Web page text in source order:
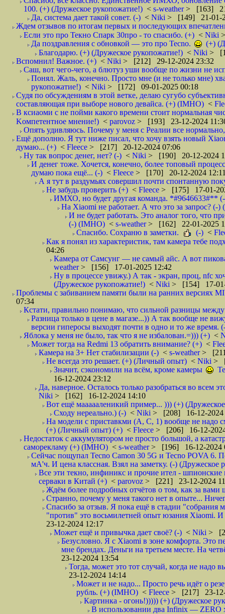
100. (+) (Дружеское рукопожатие!) < s-weather> [163]
Да, система дает такой совет. (-) < Niki > [149] 21-01-
Ждем отзывов по итогам первых и последующих
Если это про Текно Спарк 30про - то спасибо. (+) < Niki
Да поздравления с обновкой — это про Tecno.
(+)
Благодарю. (+) (Дружеское рукопожатие!) < Niki >
Вспомнил! Важное. (+) < Niki > [212] 29-12-2024 23:32
Саш, вот чего-чего, а блютуз уши вообще по жизни не
Понял. Жаль, конечно. Просто мне (и не только мне)
рукопожатие!) < Niki > [172] 09-01-2025 00:18
Судя по обсуждениям в этой ветке, делаю сугубо
составляющая при выборе нового девайса. (+) (IMHO) <
В ксиаоми с не пойми какого времени стоит нормальная
Kомпетентное мнение!) < parovoz > [193] 23-12-2024
Опять удивляюсь. Почему у меня с Реалии все
Ещё дополню. Я тут ниже писал, что хочу взять новый
думаю... (+) < Fleece > [217] 20-12-2024 07:06
Ну так вопрос денег, нет? (-) < Niki > [190] 20-12-2024
И денег тоже. Хочется, конечно, более топовый
думаю пока ещё... (-) < Fleece > [170] 20-12-2024
А я тут в раздумьях совершил почти спонтанную
Не забудь проверить (+) < Fleece > [175] 17-01-
ИМХО, но будет другая команда. *#9646633#**
На Xiaomi не работает. А что это за запрос? (-)
И не будет работать. Это аналог того, что
(-) (IMHO) < s-weather> [162] 22-01-2025
Спасибо. Сохраню в заметки.
(-) <
Как я понял из характеристик, там камера тебе
04:26
Камера от Самсунг — не самый айс. А вот
weather> [156] 17-01-2025 12:42
Ну в процессе увижу.) А так - экран, проц, nfc
(Дружеское рукопожатие!) < Niki > [154] 17-01-
Проблемы с забиванием памяти были на ранних версиях
07:34
Кстати, правильно понимаю, что сильной разницы между
Разница только в цене в магазе...)) А так вообще не
версии гиперосы выходят почти в одно и то же
Яблока у меня не было, так что я не избалован.=))) (+) <
Может тогда на Redmi 13 обратить внимание? (+) <
Камера на 3+ Нет стабилизации (-) < s-weather>
Не всегда это решает. (+) (Личный опыт) < Niki >
Значит, сэкономили на всëм, кроме камеры
16-12-2024 23:12
Да, наверное. Осталось только разобраться во всем
Niki > [162] 16-12-2024 14:10
Вот ещё маааааленикий пример... ))) (+)
Сходу нереально.) (-) < Niki > [208] 16-12-2024
На модели с приставкми (A, C, 1) вообще не надо
(+) (Личный опыт) (+) < Fleece > [206] 16-12-
Недостаток с аккумулятором не просто большой, а
саморекламу (+) (IMHO) < s-weather> [196] 16-12-2024
Сейчас пощупал Tecno Camon 30 5G и Tecno POVA
мА'ч. И цена классная. Взял на заметку. (-) (Дружеское
Все эти текно, инфиникс и прочие ител -
серваки в Китай (+) < parovoz > [221] 23-12-2024
Ждём более подробных отчëтов о том, как за
Странно, почему у меня такого нет в опыте...
Спасибо за отзыв. Я пока ещё в стадии "собрания
"против" это восьмилетней опыт юзания Xiaomi.
23-12-2024 12:17
Может ещё и привычка дает своё? (-) < Niki >
Безусловно. Я с Xiaomi в зоне комфорта. Это
мне брендах. Деньги на третьем месте. На
23-12-2024 13:54
Тогда, может это тот случай, когда не надо
23-12-2024 14:14
Может и не надо... Просто речь идёт о
рубль. (+) (IMHO) < Fleece > [217] 23-12-
Картинка - огонь!))))) (+) (Дружеское
В использовании два Infinix — ZERO